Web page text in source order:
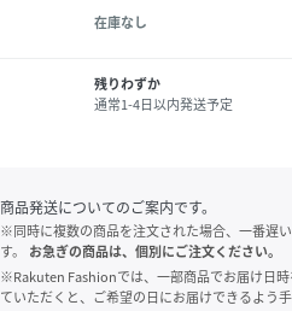
在庫なし
残りわずか
通常1-4日以内発送予定
商品発送についてのご案内です。
※同時に複数の商品を注文された場合、一番遅
す。
お急ぎの商品は、個別にご注文ください。
※Rakuten Fashionでは、一部商品でお届け日
ていただくと、ご希望の日にお届けできるよう手